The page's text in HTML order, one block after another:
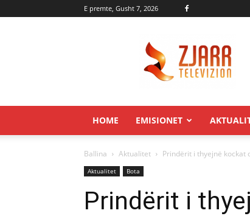
E premte, Gusht 7, 2026
HOME EMISIONET
Ballina Aktualitet Prindërit i thyejnë kockat
Aktualitet Bota
Prindërit i